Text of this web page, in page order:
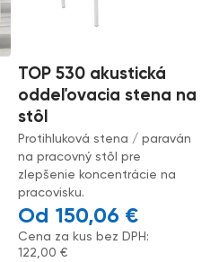
TOP 530 akustická
oddeľovacia stena na
stôl
Protihluková stena / paraván
na pracovný stôl pre
zlepšenie koncentrácie na
pracovisku.
150,06 €
Cena za kus bez DPH:
122,00 €